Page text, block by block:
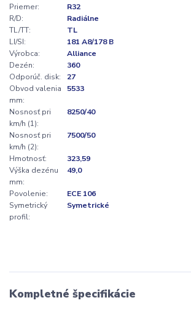
Priemer:
R32
R/D:
Radiálne
TL/TT:
TL
LI/SI:
181 A8/178 B
Výrobca:
Alliance
Dezén:
360
Odporúč. disk:
27
Obvod valenia
mm:
5533
Nosnosť pri
km/h (1):
8250/40
Nosnosť pri
km/h (2):
7500/50
Hmotnosť:
323,59
Výška dezénu
mm:
49,0
Povolenie:
ECE 106
Symetrický
profil:
Symetrické
Kompletné špecifikácie